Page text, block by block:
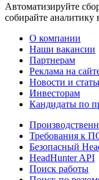
Автоматизируйте
собирайте аналитику
О компании
Наши вакансии
Партнерам
Реклама на
Новости и
Инвесторам
Кандидаты по
Требования к
Безопасный
HeadHunter API
Поиск работы